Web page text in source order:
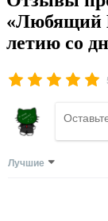
«Любящий
летию со
Лучшие